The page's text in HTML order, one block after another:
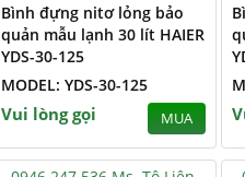
Bình đựng nitơ lỏng bảo
quản mẫu lạnh 30 lít HAIER
YDS-30-125
MODEL: YDS-30-125
Vui lòng gọi MUA